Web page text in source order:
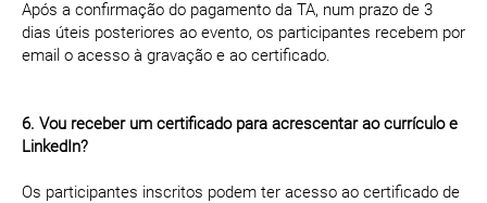
Após a confirmação do pagamento da TA, num prazo de 3
dias úteis posteriores ao evento, os participantes recebem por
email o acesso à gravação e ao certificado.
6. Vou receber um certificado para acrescentar ao currículo e
LinkedIn?
Os participantes inscritos podem ter acesso ao certificado de